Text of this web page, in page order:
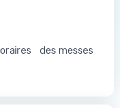
des messes